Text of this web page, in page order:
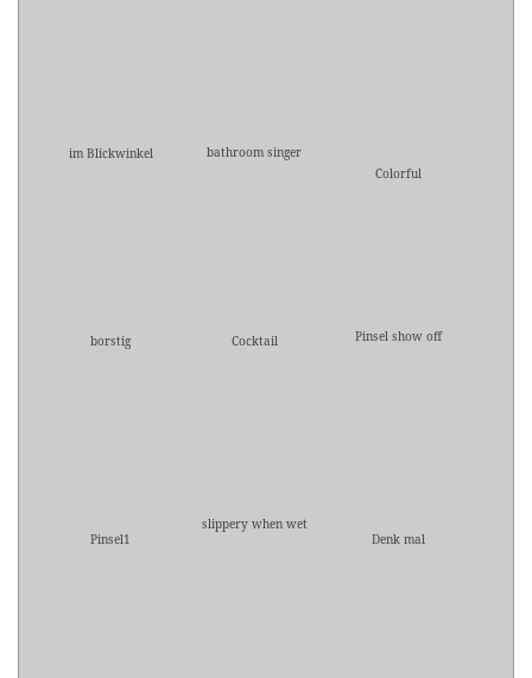
im Blickwinkel
bathroom singer
Colorful
borstig Cocktail Pinsel show off
Pinsel1
slippery when wet
Denk mal